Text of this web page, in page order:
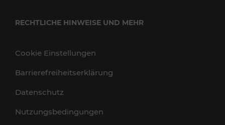
RECHTLICHE HINWEISE UND MEHR
Cookie Einstellungen
Barrierefreiheitserklärung
Datenschutz
Nutzungsbedingungen